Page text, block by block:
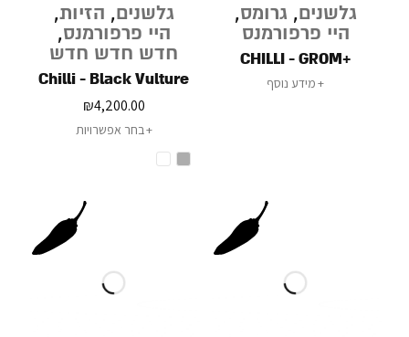
גלשנים, גרומס,
היי פרפורמנס
+CHILLI - GROM
מידע נוסף
גלשנים, הזיות,
היי פרפורמנס,
חדש חדש חדש
Chilli - Black Vulture
₪4,200.00
בחר אפשרויות